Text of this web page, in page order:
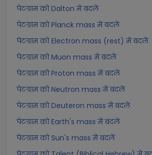
पेटग्राम को Dalton में बदलें
पेटग्राम को Planck mass में बदलें
पेटग्राम को Electron mass (rest) में बदलें
पेटग्राम को Muon mass में बदलें
पेटग्राम को Proton mass में बदलें
पेटग्राम को Neutron mass में बदलें
पेटग्राम को Deuteron mass में बदलें
पेटग्राम को Earth's mass में बदलें
पेटग्राम को Sun's mass में बदलें